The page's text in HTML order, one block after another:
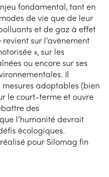
fondamental, tant en
de vie que de leur
et de gaz à effet
sur l’avènement
», sur les
ou encore sur ses
Il
adoptables (bien
le court-terme et ouvre
des
l’humanité devrait
écologiques.
pour Silomag fin